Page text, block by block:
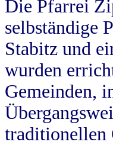
Die Pfarrei
selbständige
Stabitz und
wurden
Gemeinden,
traditionellen